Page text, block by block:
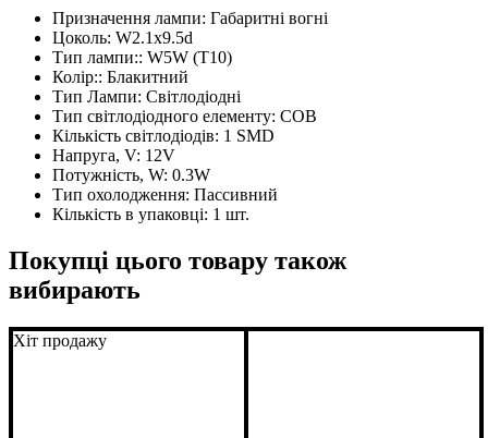
Призначення лампи: Габаритні вогні
Цоколь: W2.1x9.5d
Тип лампи:: W5W (T10)
Колір:: Блакитний
Тип Лампи: Світлодіодні
Тип світлодіодного елементу: COB
Кількість світлодіодів: 1 SMD
Напруга, V: 12V
Потужність, W: 0.3W
Тип охолодження: Пассивний
Кількість в упаковці: 1 шт.
Покупці цього товару також
вибирають
Хіт продажу